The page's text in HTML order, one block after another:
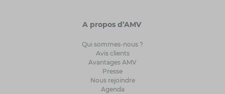
A propos d’AMV
Qui sommes-nous ?
Avis clients
Avantages AMV
Presse
Nous rejoindre
Agenda